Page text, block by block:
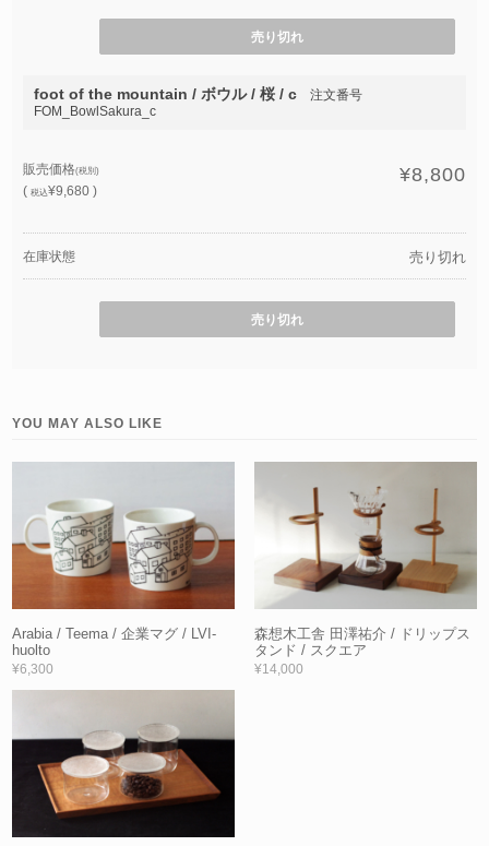
売り切れ
foot of the mountain / ボウル / 桜 / c
注文番号
FOM_BowlSakura_c
販売価格(税別)
(税込¥9,680 )
¥8,800
在庫状態 売り切れ
売り切れ
YOU MAY ALSO LIKE
Arabia / Teema / 企業マグ / LVI-
huolto
¥6,300
森想木工舎 田澤祐介 / ドリップス
タンド / スクエア
¥14,000